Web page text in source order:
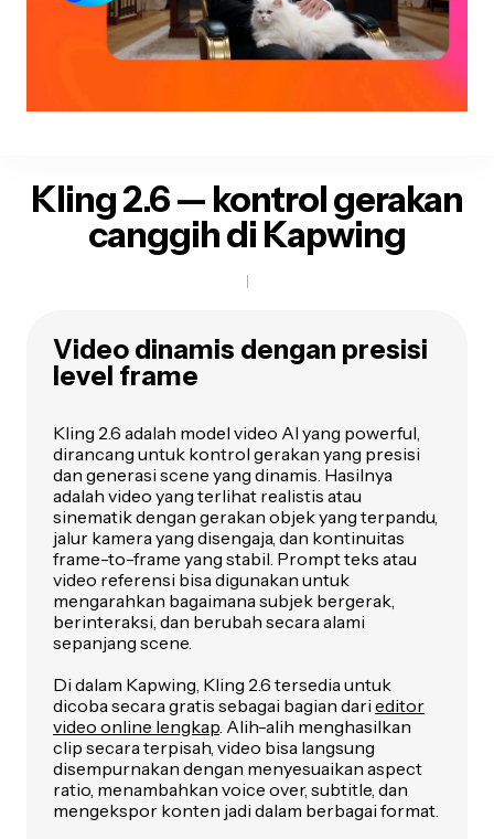
Kling 2.6 — kontrol gerakan
canggih di Kapwing
Video dinamis dengan presisi
level frame
Kling 2.6 adalah model video AI yang powerful,
dirancang untuk kontrol gerakan yang presisi
dan generasi scene yang dinamis. Hasilnya
adalah video yang terlihat realistis atau
sinematik dengan gerakan objek yang terpandu,
jalur kamera yang disengaja, dan kontinuitas
frame-to-frame yang stabil. Prompt teks atau
video referensi bisa digunakan untuk
mengarahkan bagaimana subjek bergerak,
berinteraksi, dan berubah secara alami
sepanjang scene.
Di dalam Kapwing, Kling 2.6 tersedia untuk
dicoba secara gratis sebagai bagian dari editor
video online lengkap . Alih-alih menghasilkan
clip secara terpisah, video bisa langsung
disempurnakan dengan menyesuaikan aspect
ratio, menambahkan voice over, subtitle, dan
mengekspor konten jadi dalam berbagai format.